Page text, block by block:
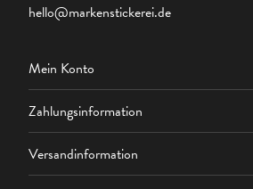
hello@markenstickerei.de
Mein Konto
Zahlungsinformation
Versandinformation